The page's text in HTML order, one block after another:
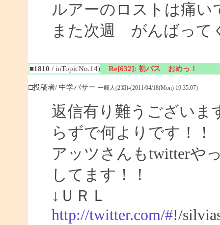
ルアーのロストは痛い
また次週 がんばって
■1810 / inTopicNo.14) Re[632]: 初バス おめっ！
□投稿者/ 中学バサー 一般人(2回)-(2011/04/18(Mon) 19:35:07)
返信有り難うございま
らずで何よりです！！
アッツさんもtwitterや
してます！！
↓ＵＲＬ
http://twitter.com/#!/